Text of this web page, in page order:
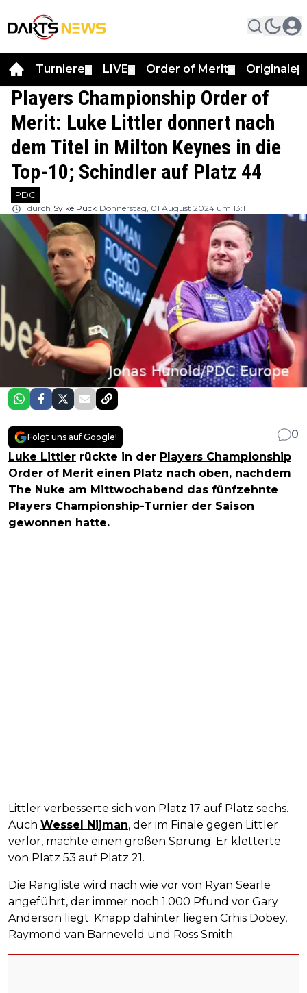
Turniere LIVE Order of Merit Originale
Players Championship Order of
Merit: Luke Littler donnert nach
dem Titel in Milton Keynes in die
Top-10; Schindler auf Platz 44
PDC
durch Sylke Puck Donnerstag, 01 August 2024 um 13:11
Folgt uns auf Google!
0
Luke Littler rückte in der Players Championship
Order of Merit einen Platz nach oben, nachdem
The Nuke am Mittwochabend das fünfzehnte
Players Championship-Turnier der Saison
gewonnen hatte.
Littler verbesserte sich von Platz 17 auf Platz sechs.
Auch Wessel Nijman, der im Finale gegen Littler
verlor, machte einen großen Sprung. Er kletterte
von Platz 53 auf Platz 21.
Die Rangliste wird nach wie vor von Ryan Searle
angeführt, der immer noch 1.000 Pfund vor Gary
Anderson liegt. Knapp dahinter liegen Crhis Dobey,
Raymond van Barneveld und Ross Smith.